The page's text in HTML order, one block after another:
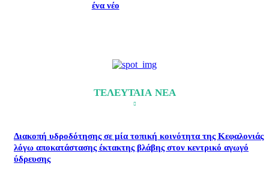
ένα νέο
ΤΕΛΕΥΤΑΙΑ ΝΕΑ
Διακοπή υδροδότησης σε μία τοπική κοινότητα της Κεφαλονιάς
λόγω αποκατάστασης έκτακτης βλάβης στον κεντρικό αγωγό
ύδρευσης